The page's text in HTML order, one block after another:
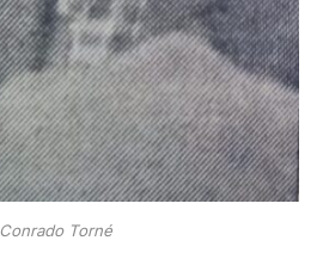
Conrado Torné